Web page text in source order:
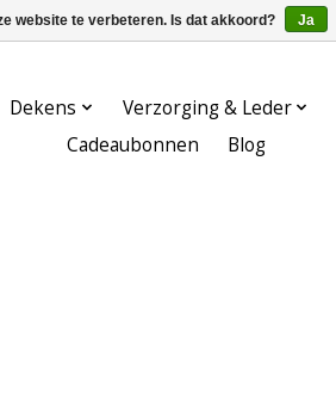
Dekens Verzorging & Leder
Cadeaubonnen
Blog
website te verbeteren. Is dat akkoord? Ja